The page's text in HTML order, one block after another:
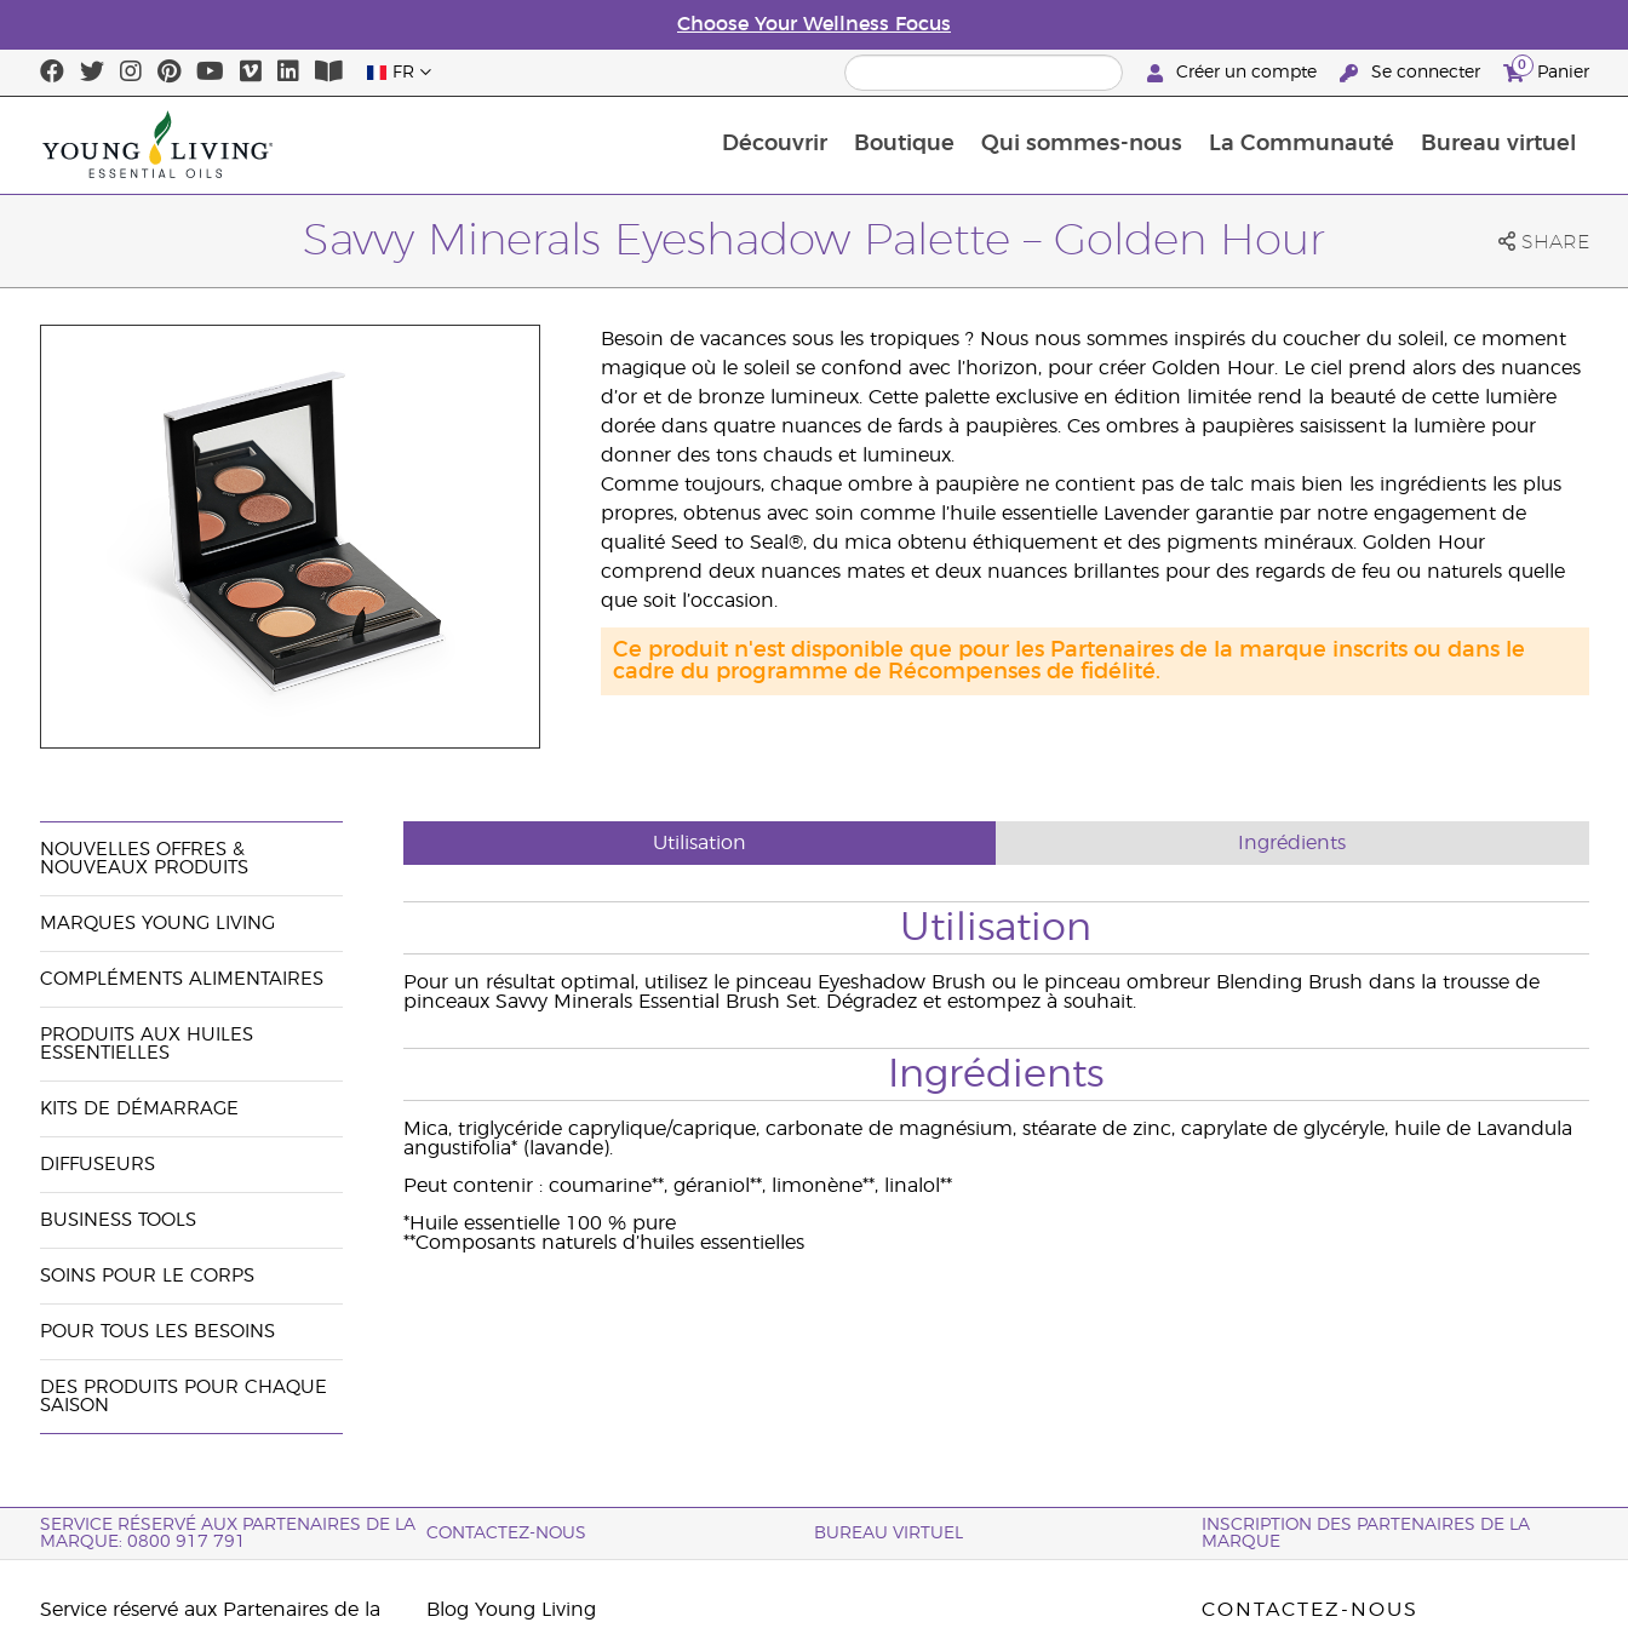
Choose Your Wellness Focus
FR Créer un compte Se connecter 0 Panier
Découvrir Boutique Qui sommes-nous La Communauté Bureau virtuel
Savvy Minerals Eyeshadow Palette – Golden Hour SHARE
Besoin de vacances sous les tropiques ? Nous nous sommes inspirés du coucher du soleil, ce moment
magique où le soleil se confond avec l’horizon, pour créer Golden Hour. Le ciel prend alors des nuances
d’or et de bronze lumineux. Cette palette exclusive en édition limitée rend la beauté de cette lumière
dorée dans quatre nuances de fards à paupières. Ces ombres à paupières saisissent la lumière pour
donner des tons chauds et lumineux.
Comme toujours, chaque ombre à paupière ne contient pas de talc mais bien les ingrédients les plus
propres, obtenus avec soin comme l’huile essentielle Lavender garantie par notre engagement de
qualité Seed to Seal®, du mica obtenu éthiquement et des pigments minéraux. Golden Hour
comprend deux nuances mates et deux nuances brillantes pour des regards de feu ou naturels quelle
que soit l’occasion.
Ce produit n'est disponible que pour les Partenaires de la marque inscrits ou dans le
cadre du programme de Récompenses de fidélité.
NOUVELLES OFFRES &
NOUVEAUX PRODUITS
MARQUES YOUNG LIVING
COMPLÉMENTS ALIMENTAIRES
PRODUITS AUX HUILES
ESSENTIELLES
KITS DE DÉMARRAGE
DIFFUSEURS
BUSINESS TOOLS
SOINS POUR LE CORPS
POUR TOUS LES BESOINS
DES PRODUITS POUR CHAQUE
SAISON
Utilisation Ingrédients
Utilisation
Pour un résultat optimal, utilisez le pinceau Eyeshadow Brush ou le pinceau ombreur Blending Brush dans la trousse de
pinceaux Savvy Minerals Essential Brush Set. Dégradez et estompez à souhait.
Ingrédients
Mica, triglycéride caprylique/caprique, carbonate de magnésium, stéarate de zinc, caprylate de glycéryle, huile de Lavandula
angustifolia* (lavande).
Peut contenir : coumarine**, géraniol**, limonène**, linalol**
*Huile essentielle 100 % pure
**Composants naturels d’huiles essentielles
SERVICE RÉSERVÉ AUX PARTENAIRES DE LA
MARQUE: 0800 917 791
CONTACTEZ-NOUS BUREAU VIRTUEL
INSCRIPTION DES PARTENAIRES DE LA
MARQUE
Service réservé aux Partenaires de la
Blog Young Living CONTACTEZ-NOUS